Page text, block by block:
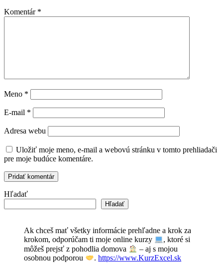
Komentár *
Meno *
E-mail *
Adresa webu
Uložiť moje meno, e-mail a webovú stránku v tomto prehliadači
pre moje budúce komentáre.
Hľadať
Hľadať
Ak chceš mať všetky informácie prehľadne a krok za
krokom, odporúčam ti moje online kurzy
, ktoré si
môžeš prejsť z pohodlia domova
– aj s mojou
osobnou podporou
.https://www.KurzExcel.sk